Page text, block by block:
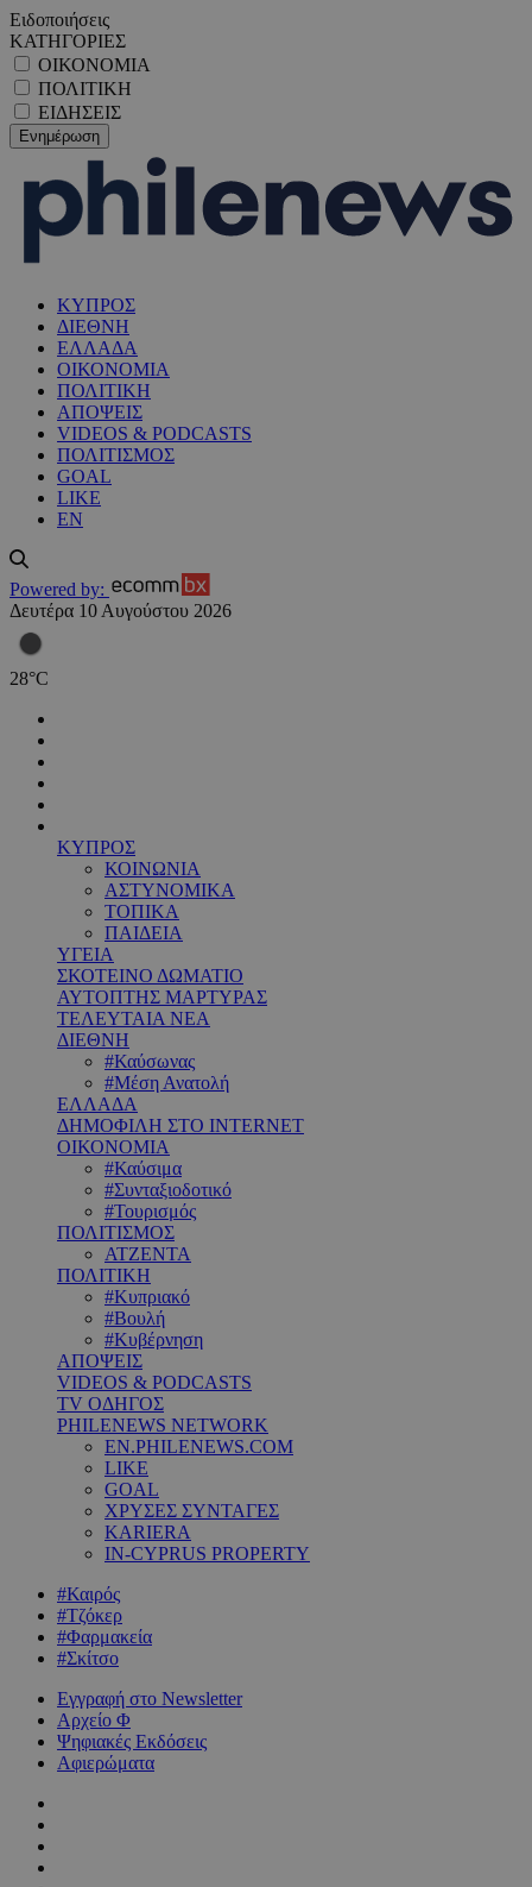
Ειδοποιήσεις
ΚΑΤΗΓΟΡΙΕΣ
ΟΙΚΟΝΟΜΙΑ
ΠΟΛΙΤΙΚΗ
ΕΙΔΗΣΕΙΣ
ΚΥΠΡΟΣ
ΔΙΕΘΝΗ
ΕΛΛΑΔΑ
ΟΙΚΟΝΟΜΙΑ
ΠΟΛΙΤΙΚΗ
ΑΠΟΨΕΙΣ
VIDEOS & PODCASTS
ΠΟΛΙΤΙΣΜΟΣ
GOAL
LIKE
EN
Powered by:
Δευτέρα 10 Αυγούστου 2026
28°C
ΚΥΠΡΟΣ
ΚΟΙΝΩΝΙΑ
ΑΣΤΥΝΟΜΙΚΑ
ΤΟΠΙΚΑ
ΠΑΙΔΕΙΑ
ΥΓΕΙΑ
ΣΚΟΤΕΙΝΟ ΔΩΜΑΤΙΟ
ΑΥΤΟΠΤΗΣ ΜΑΡΤΥΡΑΣ
ΤΕΛΕΥΤΑΙΑ ΝΕΑ
ΔΙΕΘΝΗ
#Καύσωνας
#Μέση Ανατολή
ΕΛΛΑΔΑ
ΔΗΜΟΦΙΛΗ ΣΤΟ INTERNET
ΟΙΚΟΝΟΜΙΑ
#Καύσιμα
#Συνταξιοδοτικό
#Τουρισμός
ΠΟΛΙΤΙΣΜΟΣ
ΑΤΖΕΝΤΑ
ΠΟΛΙΤΙΚΗ
#Κυπριακό
#Βουλή
#Κυβέρνηση
ΑΠΟΨΕΙΣ
VIDEOS & PODCASTS
TV ΟΔΗΓΟΣ
PHILENEWS NETWORK
EN.PHILENEWS.COM
LIKE
GOAL
ΧΡΥΣΕΣ ΣΥΝΤΑΓΕΣ
KARIERA
IN-CYPRUS PROPERTY
#Καιρός
#Τζόκερ
#Φαρμακεία
#Σκίτσο
Εγγραφή στο Newsletter
Αρχείο Φ
Ψηφιακές Εκδόσεις
Αφιερώματα